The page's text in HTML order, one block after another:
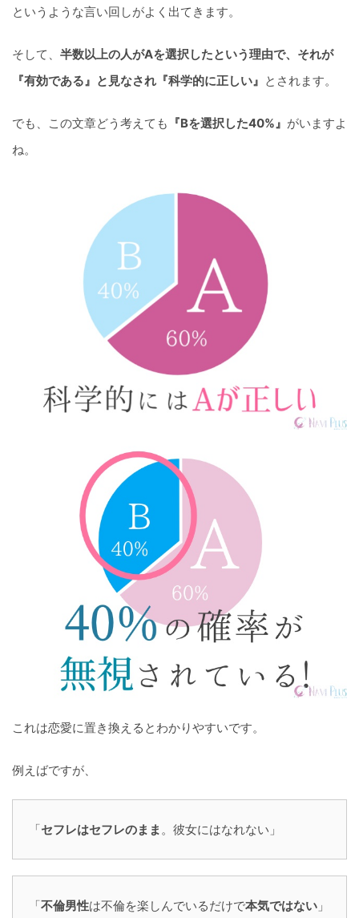
というような言い回しがよく出てきます。
そして、 半数以上の人がAを選択したという理由で、それが
『有効である』と見なされ『科学的に正しい』 とされます。
でも、この文章どう考えても 『Bを選択した40%』 がいますよ
ね。
これは恋愛に置き換えるとわかりやすいです。
例えばですが、
「セフレはセフレのまま 。彼女にはなれない」
「不倫男性は不倫を楽しんでいるだけで本気ではない 」